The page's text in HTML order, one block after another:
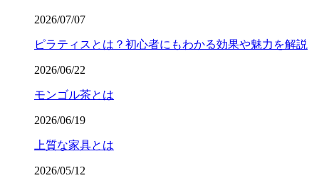
2026/07/07
ピラティスとは？初心者にもわかる効果や魅力を解説
2026/06/22
モンゴル茶とは
2026/06/19
上質な家具とは
2026/05/12